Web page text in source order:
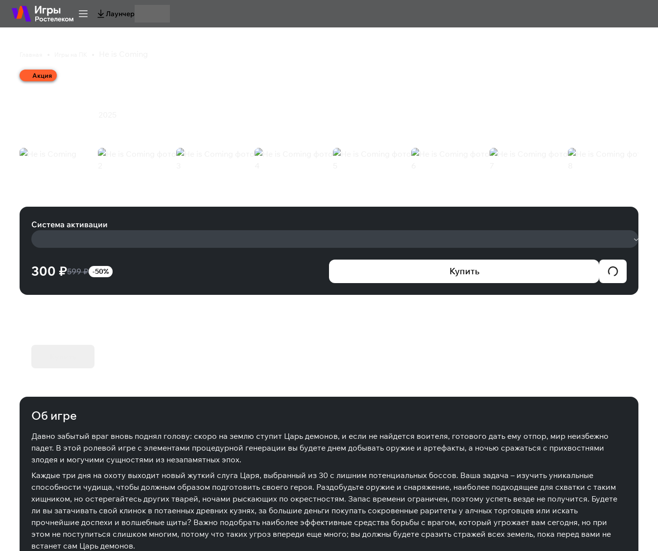
Лаунчер
Акция
Система активации
300 ₽599 ₽ -50% Купить
Об игре
Давно забытый враг вновь поднял голову: скоро на землю ступит Царь демонов, и если не найдется воителя, готового дать ему отпор, мир неизбежно
падет. В этой ролевой игре с элементами процедурной генерации вы будете днем добывать оружие и артефакты, а ночью сражаться с прихвостнями
злодея и могучими сущностями из незапамятных эпох.
Каждые три дня на охоту выходит новый жуткий слуга Царя, выбранный из 30 с лишним потенциальных боссов. Ваша задача – изучить уникальные
способности чудища, чтобы должным образом подготовить своего героя. Раздобудьте оружие и снаряжение, наиболее подходящее для схватки с таким
хищником, но остерегайтесь других тварей, ночами рыскающих по окрестностям. Запас времени ограничен, поэтому успеть везде не получится. Будете
ли вы затачивать свой клинок в потаенных древних кузнях, за большие деньги покупать сокровенные раритеты у алчных торговцев или искать
прочнейшие доспехи и волшебные щиты? Важно подобрать наиболее эффективные средства борьбы с врагом, который угрожает вам сегодня, но при
этом не поступиться слишком многим, потому что таких угроз впереди еще много; вы должны будете сразить стражей всех земель, пока перед вами не
встанет сам Царь демонов.